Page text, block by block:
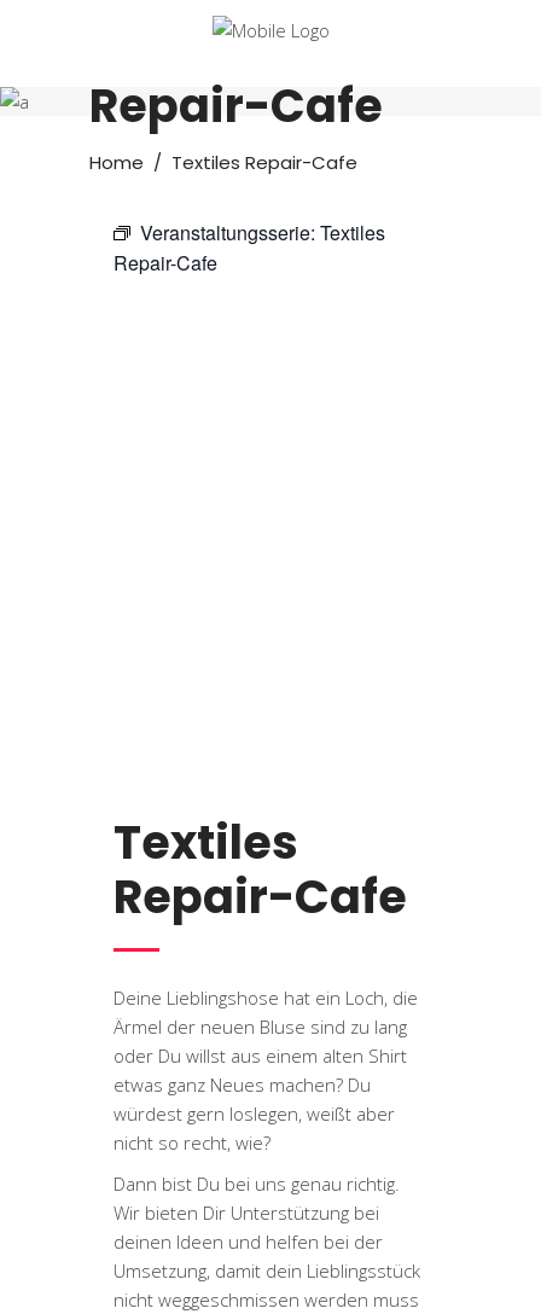
Textiles
Repair-Cafe
Home / Textiles Repair-Cafe
Veranstaltungsserie: Textiles
Repair-Cafe
Textiles
Repair-Cafe
Deine Lieblingshose hat ein Loch, die
Ärmel der neuen Bluse sind zu lang
oder Du willst aus einem alten Shirt
etwas ganz Neues machen? Du
würdest gern loslegen, weißt aber
nicht so recht, wie?
Dann bist Du bei uns genau richtig.
Wir bieten Dir Unterstützung bei
deinen Ideen und helfen bei der
Umsetzung, damit dein Lieblingsstück
nicht weggeschmissen werden muss